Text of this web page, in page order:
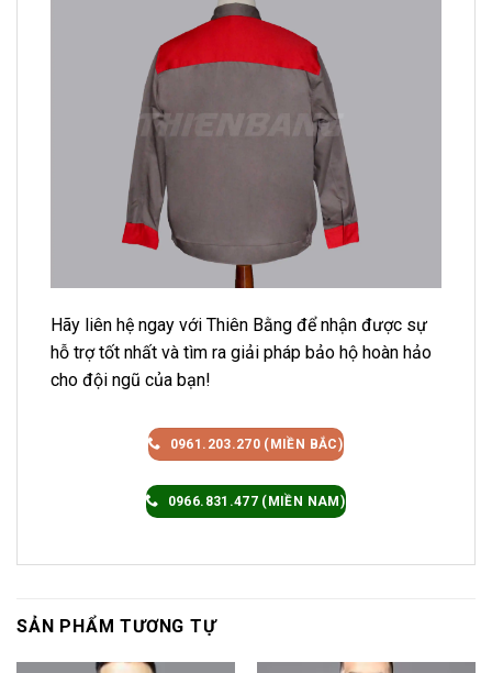
Hãy liên hệ ngay với Thiên Bằng để nhận được sự
hỗ trợ tốt nhất và tìm ra giải pháp bảo hộ hoàn hảo
cho đội ngũ của bạn!
0961.203.270 (MIỀN BẮC)
0966.831.477 (MIỀN NAM)
SẢN PHẨM TƯƠNG TỰ